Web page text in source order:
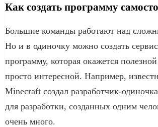
Как создать программу
Большие команды работают над
Но и в одиночку можно создать
программу, которая окажется
просто интересной. Например,
Minecraft создал разработчик-
для разработки, созданных одним
очень много.